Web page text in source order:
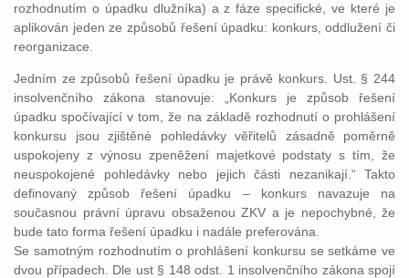
rozhodnutím o úpadku dlužníka) a z fáze specifické, ve které je
aplikován jeden ze způsobů řešení úpadku: konkurs, oddlužení či
reorganizace.
Jedním ze způsobů řešení úpadku je právě konkurs. Ust. § 244
insolvenčního zákona stanovuje: „Konkurs je způsob řešení
úpadku spočívající v tom, že na základě rozhodnutí o prohlášení
konkursu jsou zjištěné pohledávky věřitelů zásadně poměrně
uspokojeny z výnosu zpeněžení majetkové podstaty s tím, že
neuspokojené pohledávky nebo jejich části nezanikají.“ Takto
definovaný způsob řešení úpadku – konkurs navazuje na
současnou právní úpravu obsaženou ZKV a je nepochybné, že
bude tato forma řešení úpadku i nadále preferována.
Se samotným rozhodnutím o prohlášení konkursu se setkáme ve
dvou případech. Dle ust § 148 odst. 1 insolvenčního zákona spojí